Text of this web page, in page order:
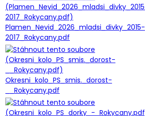
Plamen_Nevid_2026_mladsi_divky_2015-
2017_Rokycany.pdf
Okresni_kolo_PS_smis._dorost-
__Rokycany.pdf